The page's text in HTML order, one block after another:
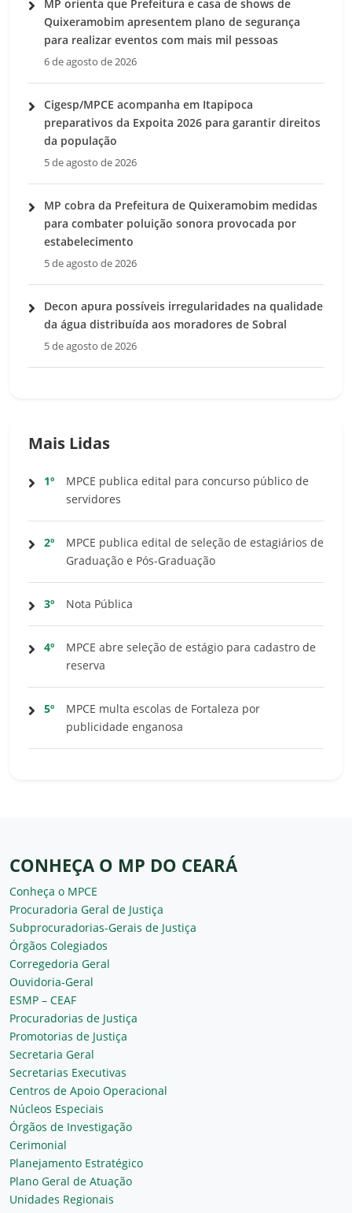
MP orienta que Prefeitura e casa de shows de
Quixeramobim apresentem plano de segurança
para realizar eventos com mais mil pessoas
6 de agosto de 2026
Cigesp/MPCE acompanha em Itapipoca
preparativos da Expoita 2026 para garantir direitos
da população
5 de agosto de 2026
MP cobra da Prefeitura de Quixeramobim medidas
para combater poluição sonora provocada por
estabelecimento
5 de agosto de 2026
Decon apura possíveis irregularidades na qualidade
da água distribuída aos moradores de Sobral
5 de agosto de 2026
Mais Lidas
1º
MPCE publica edital para concurso público de
servidores
2º
MPCE publica edital de seleção de estagiários de
Graduação e Pós-Graduação
3º Nota Pública
4º
MPCE abre seleção de estágio para cadastro de
reserva
5º
MPCE multa escolas de Fortaleza por
publicidade enganosa
CONHEÇA O MP DO CEARÁ
Conheça o MPCE
Procuradoria Geral de Justiça
Subprocuradorias-Gerais de Justiça
Órgãos Colegiados
Corregedoria Geral
Ouvidoria-Geral
ESMP – CEAF
Procuradorias de Justiça
Promotorias de Justiça
Secretaria Geral
Secretarias Executivas
Centros de Apoio Operacional
Núcleos Especiais
Órgãos de Investigação
Cerimonial
Planejamento Estratégico
Plano Geral de Atuação
Unidades Regionais